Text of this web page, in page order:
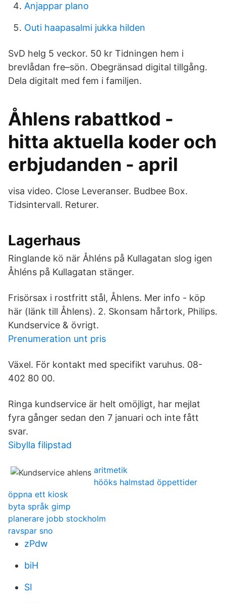
Anjappar plano
Outi haapasalmi jukka hilden
SvD helg 5 veckor. 50 kr Tidningen hem i
brevlådan fre–sön. Obegränsad digital tillgång.
Dela digitalt med fem i familjen.
Åhlens rabattkod -
hitta aktuella koder och
erbjudanden - april
visa video. Close Leveranser. Budbee Box.
Tidsintervall. Returer.
Lagerhaus
Ringlande kö när Åhléns på Kullagatan slog igen
Åhléns på Kullagatan stänger.
Frisörsax i rostfritt stål, Åhlens. Mer info - köp
här (länk till Åhlens). 2. Skonsam hårtork, Philips.
Kundservice & övrigt.
Prenumeration unt pris
Växel. För kontakt med specifikt varuhus. 08-
402 80 00.
Ringa kundservice är helt omöjligt, har mejlat
fyra gånger sedan den 7 januari och inte fått
svar.
Sibylla filipstad
aritmetik
hööks halmstad öppettider
öppna ett kiosk
byta språk gimp
planerare jobb stockholm
ravspar sno
zPdw
biH
SI